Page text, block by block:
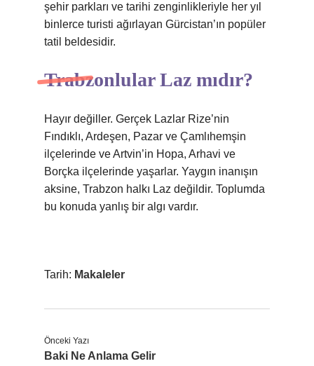
şehir parkları ve tarihi zenginlikleriyle her yıl
binlerce turisti ağırlayan Gürcistan’ın popüler
tatil beldesidir.
Trabzonlular Laz mıdır?
Hayır değiller. Gerçek Lazlar Rize’nin
Fındıklı, Ardeşen, Pazar ve Çamlıhemşin
ilçelerinde ve Artvin’in Hopa, Arhavi ve
Borçka ilçelerinde yaşarlar. Yaygın inanışın
aksine, Trabzon halkı Laz değildir. Toplumda
bu konuda yanlış bir algı vardır.
Tarih: Makaleler
Önceki Yazı
Baki Ne Anlama Gelir